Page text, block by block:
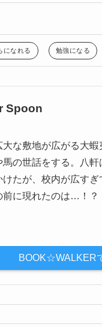
になれる 勉強になる
Spoon
な敷地が広がる大
馬の世話をする。八
けたが、校内が広す
前に現れたのは…！？
BOOK☆WALKER